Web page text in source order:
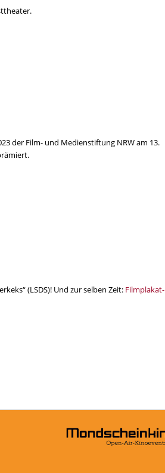
der Film- und Medienstiftung NRW am 13.
(LSDS)! Und zur selben Zeit: Filmplakat-